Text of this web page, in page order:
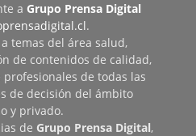
a Grupo Prensa Digital
.
temas del área salud,
de contenidos de calidad,
de todas las
de decisión del ámbito
y privado.
de Grupo Prensa Digital,